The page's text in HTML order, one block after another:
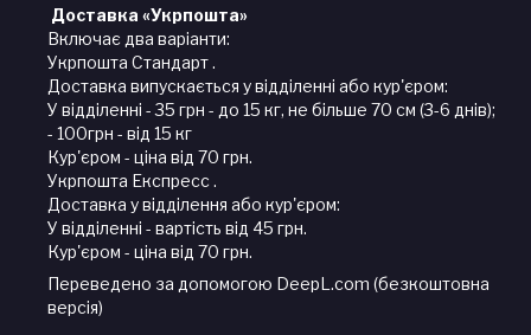
Доставка «Укрпошта»
Включає два варіанти:
Укрпошта Стандарт .
Доставка випускається у відділенні або кур'єром:
У відділенні - 35 грн - до 15 кг, не більше 70 см (3-6 днів);
- 100грн - від 15 кг
Кур'єром - ціна від 70 грн.
Укрпошта Експресс .
Доставка у відділення або кур'єром:
У відділенні - вартість від 45 грн.
Кур'єром - ціна від 70 грн.
Переведено за допомогою DeepL.com (безкоштовна
версія)